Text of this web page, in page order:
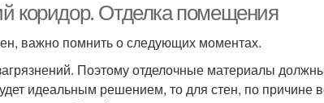
коридор. Отделка помещения
важно помнить о следующих моментах.
Поэтому отделочные материалы
идеальным решением, то для стен, по причине